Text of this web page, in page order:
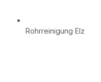
Rohrreinigung Elz